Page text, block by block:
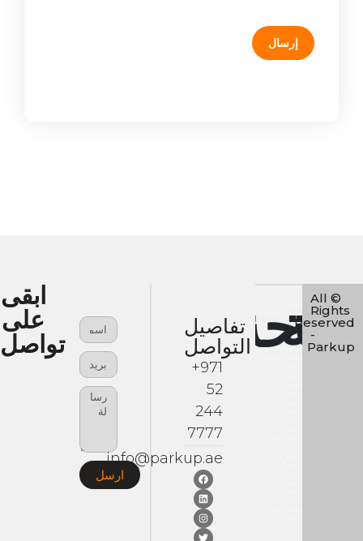
ابقى
على
تواصل
ارسل
تفاصيل
التواصل
+971
52
244
7777
info@parkup.ae
© All
Rights
Reserved
-
Parkup